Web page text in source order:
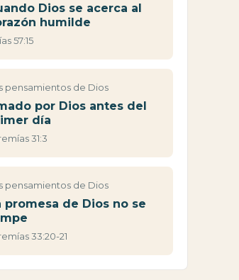
Dios se acerca al
humilde
57:15
pensamientos de Dios
por Dios antes del
día
31:3
pensamientos de Dios
promesa de Dios no se
33:20-21